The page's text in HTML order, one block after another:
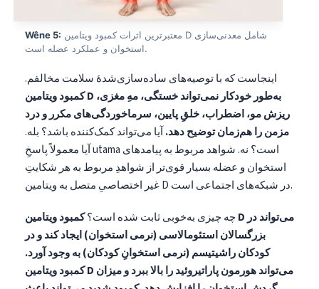
Wêne 5:
استخوان و عملکرد عضله است.
اینجاست که با توصیه‌های ساده‌سازی‌شدهٔ سلامت مخالفم.
کمبود ویتامین D به‌طور خودکار نمی‌تواند خستگی، مهِ مغزی،
ریزش مو، اضطراب، خلقِ پایین، سرماخوردگی‌های مکرر و درد
مزمن را هم‌زمان توضیح دهد.آیا می‌تواند کمک‌کننده باشد؟ بله.
آیا معمولاً پاسخِ utama است؟ نه. شواهد مربوط به پیامدهای
استخوان و عضله بسیار قوی‌تر از شواهدِ مربوط به هر شکایتِ
غیر اختصاصیِ متصل به ویتامین D در شبکه‌های اجتماعی است.
چه چیزی به‌خوبی ثابت شده است؟کمبود ویتامین D می‌تواند در
بزرگسالان استئومالاسی (نرمی استخوان) ایجاد کند و در
کودکان راشیتیسم (نرمی استخوانِ کودکان) به وجود آورد.
کمبود ویتامین D می‌تواند هورمون پاراتیروئید را بالا ببرد و میزان